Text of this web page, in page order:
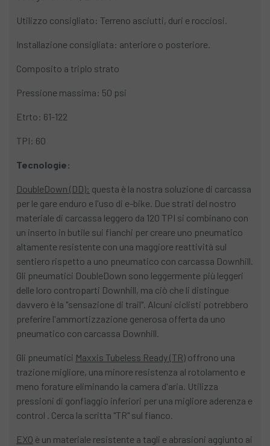
Utilizzo consigliato: Terreno asciutti, duri e rocciosi.
Installazione consigliata: anteriore o posteriore.
Composito a triplo strato
Pressione massima: 50 psi
Etrto: 61-122
TPI: 60
Tecnologie:
DoubleDown (DD): questa è la nostra soluzione di carcassa
per le gare enduro e l'uso di e-bike. Due strati del nostro
materiale di carcassa leggero da 120 TPI si combinano con
un inserto in butile sui fianchi per creare uno pneumatico
altamente resistente con una maggiore reattività sul
sentiero rispetto a uno pneumatico con carcassa Downhill.
Gli pneumatici DoubleDown sono leggermente più leggeri
delle loro controparti Downhill, ma ciò che li distingue
davvero è la "sensazione di trail". Alcuni ciclisti potrebbero
preferire l'ammortizzazione generosa offerta da uno
pneumatico con carcassa Downhill.
Gli pneumatici Maxxis Tubeless Ready (TR) offrono una
trazione migliore, una minore resistenza al rotolamento e
meno forature eliminando la camera d'aria. Utilizza
pressioni di gonfiaggio inferiori per una migliore aderenza e
control . Cerca la scritta "TR" sul fianco.
EXO è un materiale resistente a tagli e abrasioni aggiunto ai